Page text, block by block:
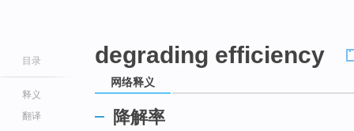
目录
释义
翻译
degrading efficiency
网络释义
降解率